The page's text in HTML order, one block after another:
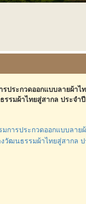
ประกวดออกแบบลายผ้า
รมผ้าไทยสู่สากล ประจำ
การประกวดออกแบบลาย
ฒนธรรมผ้าไทยสู่สากล ป